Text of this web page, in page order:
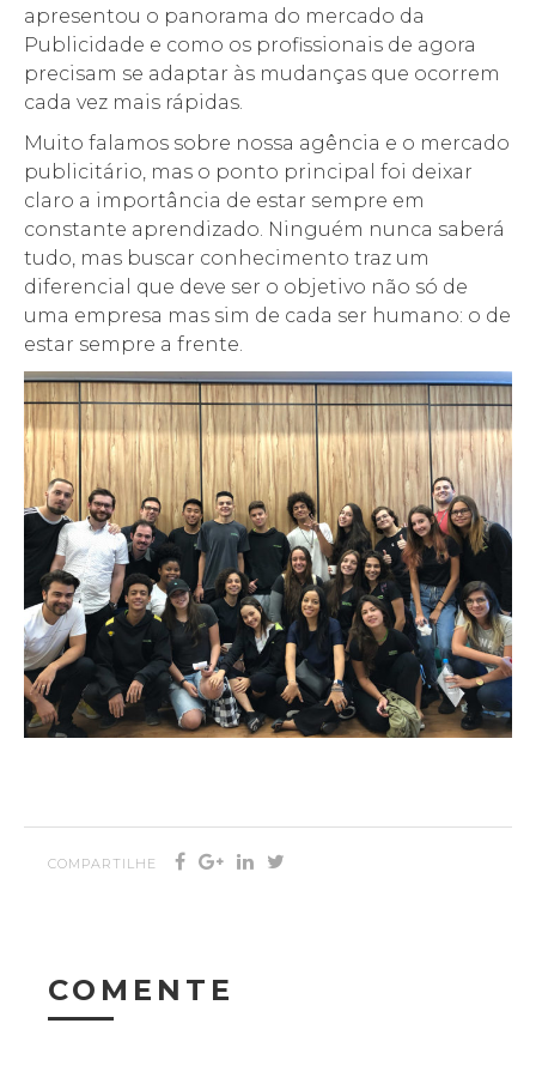
apresentou o panorama do mercado da
Publicidade e como os profissionais de agora
precisam se adaptar às mudanças que ocorrem
cada vez mais rápidas.
Muito falamos sobre nossa agência e o mercado
publicitário, mas o ponto principal foi deixar
claro a importância de estar sempre em
constante aprendizado. Ninguém nunca saberá
tudo, mas buscar conhecimento traz um
diferencial que deve ser o objetivo não só de
uma empresa mas sim de cada ser humano: o de
estar sempre a frente.
COMPARTILHE
COMENTE